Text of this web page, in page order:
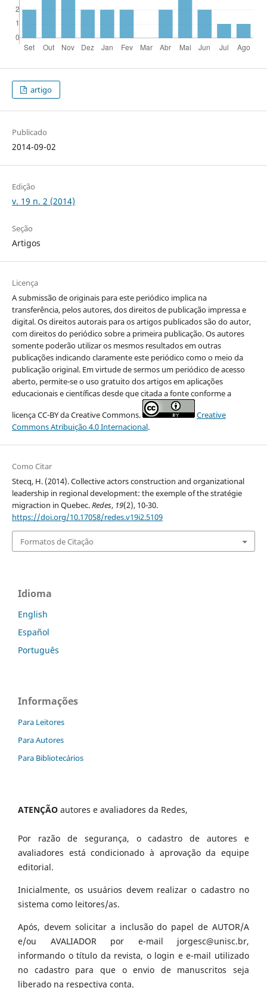
artigo
Publicado
2014-09-02
Edição
v. 19 n. 2 (2014)
Seção
Artigos
Licença
A submissão de originais para este periódico implica na
transferência, pelos autores, dos direitos de publicação impressa e
digital. Os direitos autorais para os artigos publicados são do autor,
com direitos do periódico sobre a primeira publicação. Os autores
somente poderão utilizar os mesmos resultados em outras
publicações indicando claramente este periódico como o meio da
publicação original. Em virtude de sermos um periódico de acesso
aberto, permite-se o uso gratuito dos artigos em aplicações
educacionais e científicas desde que citada a fonte conforme a
licença CC-BY da Creative Commons.
Creative
Commons Atribuição 4.0 Internacional.
Como Citar
Stecq, H. (2014). Collective actors construction and organizational
leadership in regional development: the exemple of the stratégie
migraction in Quebec.Redes, 19(2), 10-30.
https://doi.org/10.17058/redes.v19i2.5109
Formatos de Citação
Idioma
English
Español
Português
Informações
Para Leitores
Para Autores
Para Bibliotecários
ATENÇÃO autores e avaliadores da Redes,
Por razão de segurança, o cadastro de autores e
avaliadores está condicionado à aprovação da equipe
editorial.
Inicialmente, os usuários devem realizar o cadastro no
sistema como leitores/as.
Após, devem solicitar a inclusão do papel de AUTOR/A
e/ou AVALIADOR por e-mail jorgesc@unisc.br,
informando o título da revista, o login e e-mail utilizado
no cadastro para que o envio de manuscritos seja
liberado na respectiva conta.